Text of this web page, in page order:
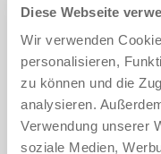
Diese Webseite
Wir verwenden
personalisieren,
zu können und die
analysieren.
Verwendung unserer
soziale Medien,